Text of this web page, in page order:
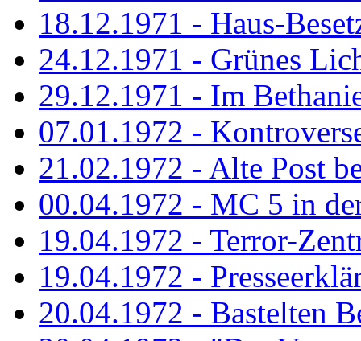
18.12.1971 - Haus-
24.12.1971 - Grünes
29.12.1971 - Im
07.01.1972 -
21.02.1972 - Alte Post
00.04.1972 - MC 5 in
19.04.1972 - Terror-
19.04.1972 -
20.04.1972 - Bastelten